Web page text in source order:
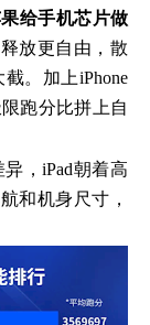
给手机芯片做
放更自由，散
。加上iPhone
跑分比拼上自
，iPad朝着高
和机身尺寸，